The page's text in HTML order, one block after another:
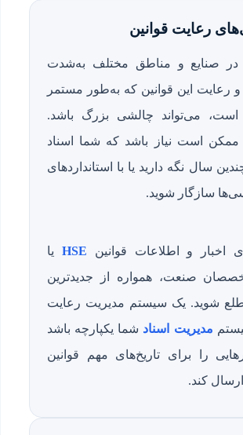
صنایع و مناطق مختلف به‌شدت
رعایت این قوانین که به‌طور مستمر
است، می‌تواند چالشی بزرگ باشد.
ممکن است نیاز باشد که شما اسناد
سال نگه دارید یا با استانداردهای
سازگار شوید.
اخبار و اطلاعات قوانین HSE یا
صنعت، همواره از جدیدترین
شوید. یک سیستم مدیریت رعایت
مدیریت اسناد شما یکپارچه باشد
را برای تاریخ‌های مهم قوانین
کند.